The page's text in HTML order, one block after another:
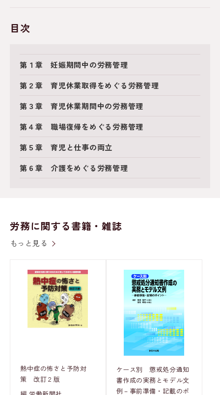
目次
第１章 妊娠期間中の労務管理
第２章 育児休業取得をめぐる労務管理
第３章 育児休業期間中の労務管理
第４章 職場復帰をめぐる労務管理
第５章 育児と仕事の両立
第６章 介護をめぐる労務管理
労務に関する書籍・雑誌
もっと見る
熱中症の怖さと予防対
策 改訂２版
ケース別 懲戒処分通知
書作成の実務とモデル文
例－事前準備・記載のポ